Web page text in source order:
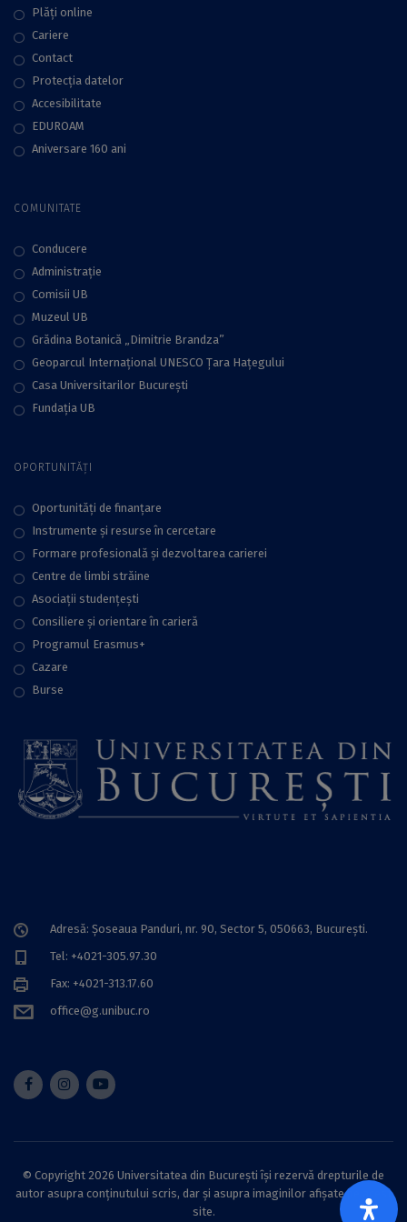
Plăţi online
Cariere
Contact
Protecţia datelor
Accesibilitate
EDUROAM
Aniversare 160 ani
COMUNITATE
Conducere
Administraţie
Comisii UB
Muzeul UB
Grădina Botanică „Dimitrie Brandza”
Geoparcul Internațional UNESCO Țara Hațegului
Casa Universitarilor București
Fundaţia UB
OPORTUNITĂȚI
Oportunități de finanțare
Instrumente și resurse în cercetare
Formare profesională și dezvoltarea carierei
Centre de limbi străine
Asociații studențești
Consiliere şi orientare în carieră
Programul Erasmus+
Cazare
Burse
Adresă: Șoseaua Panduri, nr. 90, Sector 5, 050663, Bucureşti.
Tel: +4021-305.97.30
Fax: +4021-313.17.60
office@g.unibuc.ro
© Copyright 2026 Universitatea din București își rezervă drepturile de
autor asupra conținutului scris, dar și asupra imaginilor afișate pe acest
site.